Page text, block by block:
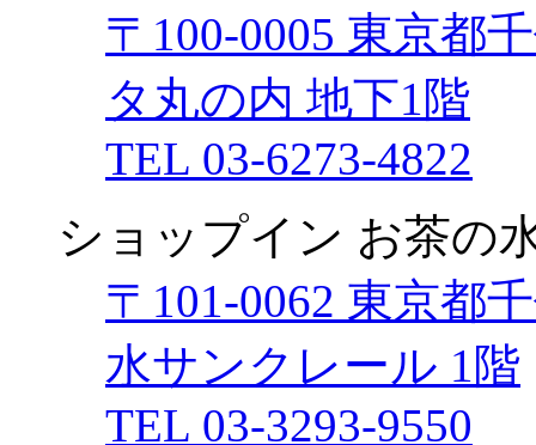
〒100-0005 東京都
タ丸の内 地下1階
TEL 03-6273-4822
ショップイン お茶の
〒101-0062 東京都
水サンクレール 1階
TEL 03-3293-9550